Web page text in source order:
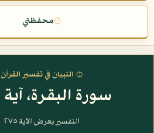
۞محفظتي
۞ التبيان في تفسير القرآن
سورة البقرة، آية ٢٧٥
التفسير يعرض الآية ٢٧٥